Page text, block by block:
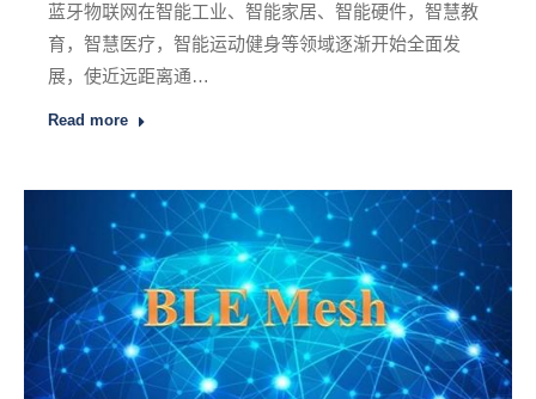
蓝牙物联网在智能工业、智能家居、智能硬件，智慧教
育，智慧医疗，智能运动健身等领域逐渐开始全面发
展，使近远距离通…
Read more